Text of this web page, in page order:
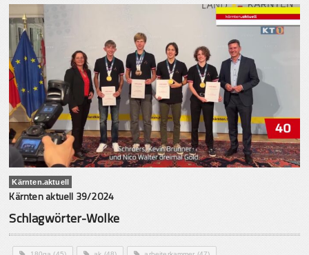
Kärnten.aktuell
Kärnten aktuell 39/2024
Schlagwörter-Wolke